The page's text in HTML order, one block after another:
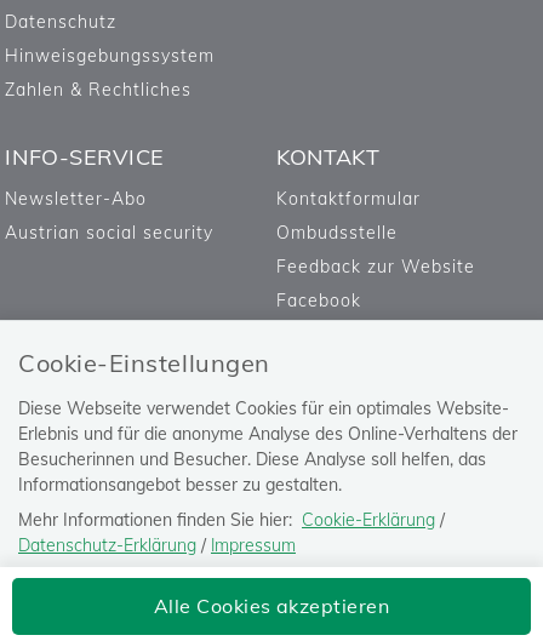
Cookie-Einstellungen
Diese Webseite verwendet Cookies für ein optimales Website-
Erlebnis und für die anonyme Analyse des Online-Verhaltens der
Besucherinnen und Besucher. Diese Analyse soll helfen, das
Informationsangebot besser zu gestalten.
Mehr Informationen finden Sie hier: Cookie-Erklärung /
Datenschutz-Erklärung / Impressum
Die Einstellung können Sie jederzeit auf der Seite "Datenschutz-
" ändern.Alle Cookies akzeptieren
Bediensteter, Eisenbahnen und Bergbau
Datenschutz
Hinweisgebungssystem
Zahlen & Rechtliches
INFO-SERVICE
Newsletter-Abo
Austrian social security
KONTAKT
Kontaktformular
Ombudsstelle
Feedback zur Website
Facebook